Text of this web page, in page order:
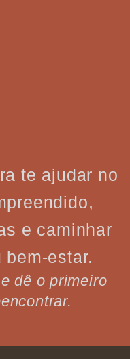
te ajudar no
e caminhar
bem-estar.
dê o primeiro